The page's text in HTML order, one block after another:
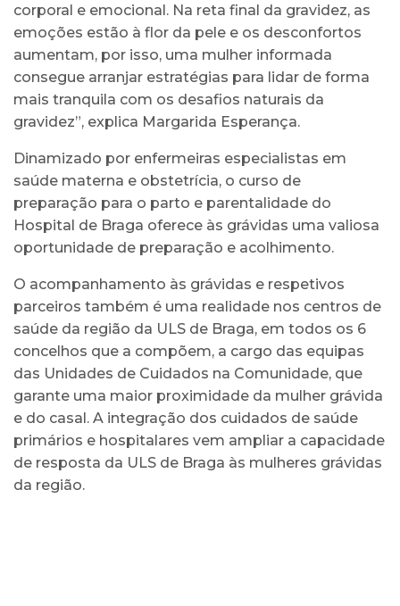
corporal e emocional. Na reta final da gravidez, as
emoções estão à flor da pele e os desconfortos
aumentam, por isso, uma mulher informada
consegue arranjar estratégias para lidar de forma
mais tranquila com os desafios naturais da
gravidez”, explica Margarida Esperança.
Dinamizado por enfermeiras especialistas em
saúde materna e obstetrícia, o curso de
preparação para o parto e parentalidade do
Hospital de Braga oferece às grávidas uma valiosa
oportunidade de preparação e acolhimento.
O acompanhamento às grávidas e respetivos
parceiros também é uma realidade nos centros de
saúde da região da ULS de Braga, em todos os 6
concelhos que a compõem, a cargo das equipas
das Unidades de Cuidados na Comunidade, que
garante uma maior proximidade da mulher grávida
e do casal. A integração dos cuidados de saúde
primários e hospitalares vem ampliar a capacidade
de resposta da ULS de Braga às mulheres grávidas
da região.